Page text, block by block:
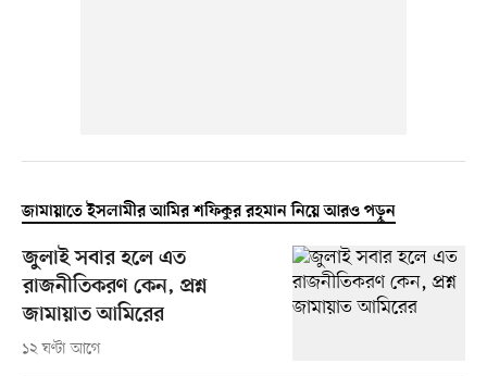
জামায়াতে ইসলামীর আমির শফিকুর রহমান নিয়ে আরও পড়ুন
জুলাই সবার হলে এত
রাজনীতিকরণ কেন, প্রশ্ন
জামায়াত আমিরের
১২ ঘণ্টা আগে